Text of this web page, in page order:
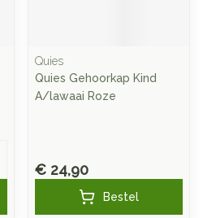
Quies
Quies Gehoorkap Kind
A/lawaai Roze
€ 24,90
Bestel